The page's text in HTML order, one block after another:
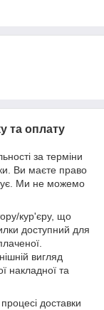
та оплату
за терміни
Ви маєте право
Ми не можемо
кур'єру, що
доступний для
вигляд
накладної та
доставки